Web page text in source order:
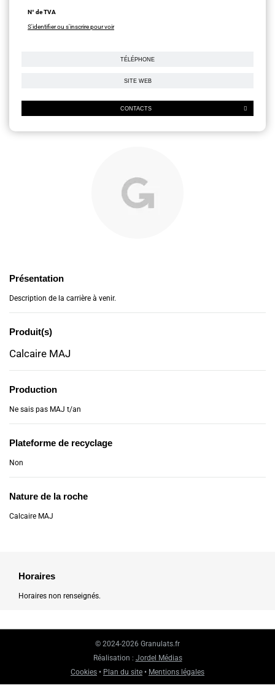
N° de TVA
S'identifier ou s'inscrire pour voir
TÉLÉPHONE
SITE WEB
CONTACTS
Présentation
Description de la carrière à venir.
Produit(s)
Calcaire MAJ
Production
Ne sais pas MAJ t/an
Plateforme de recyclage
Non
Nature de la roche
Calcaire MAJ
Horaires
Horaires non renseignés.
© 2024-2026 Granulats.fr
Réalisation : Jordel Médias
Cookies • Plan du site • Mentions légales